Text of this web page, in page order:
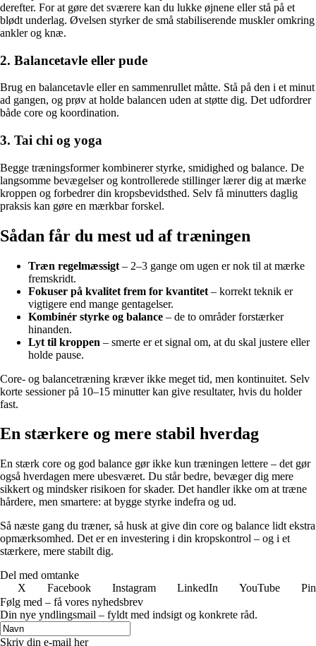
derefter. For at gøre det sværere kan du lukke øjnene eller stå på et
blødt underlag. Øvelsen styrker de små stabiliserende muskler omkring
ankler og knæ.
2. Balancetavle eller pude
Brug en balancetavle eller en sammenrullet måtte. Stå på den i et minut
ad gangen, og prøv at holde balancen uden at støtte dig. Det udfordrer
både core og koordination.
3. Tai chi og yoga
Begge træningsformer kombinerer styrke, smidighed og balance. De
langsomme bevægelser og kontrollerede stillinger lærer dig at mærke
kroppen og forbedrer din kropsbevidsthed. Selv få minutters daglig
praksis kan gøre en mærkbar forskel.
Sådan får du mest ud af træningen
Træn regelmæssigt – 2–3 gange om ugen er nok til at mærke
fremskridt.
Fokuser på kvalitet frem for kvantitet – korrekt teknik er
vigtigere end mange gentagelser.
Kombinér styrke og balance – de to områder forstærker
hinanden.
Lyt til kroppen – smerte er et signal om, at du skal justere eller
holde pause.
Core- og balancetræning kræver ikke meget tid, men kontinuitet. Selv
korte sessioner på 10–15 minutter kan give resultater, hvis du holder
fast.
En stærkere og mere stabil hverdag
En stærk core og god balance gør ikke kun træningen lettere – det gør
også hverdagen mere ubesværet. Du står bedre, bevæger dig mere
sikkert og mindsker risikoen for skader. Det handler ikke om at træne
hårdere, men smartere: at bygge styrke indefra og ud.
Så næste gang du træner, så husk at give din core og balance lidt ekstra
opmærksomhed. Det er en investering i din kropskontrol – og i et
stærkere, mere stabilt dig.
Del med omtanke
X
Facebook Instagram LinkedIn YouTube
Følg med – få vores nyhedsbrev
Din nye yndlingsmail – fyldt med indsigt og konkrete råd.
Skriv din e-mail her